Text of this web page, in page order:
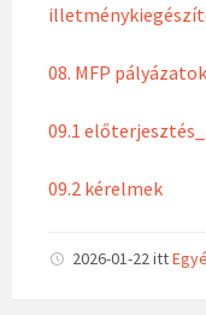
08. MFP pályázatok
09.1
09.2 kérelmek
2026-01-22itt